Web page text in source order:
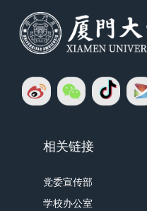
相关链接
党委宣传部
学校办公室